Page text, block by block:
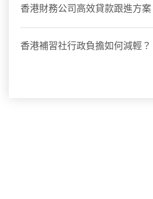
香港財務公司高效貸款跟進方案
香港補習社行政負擔如何減輕？